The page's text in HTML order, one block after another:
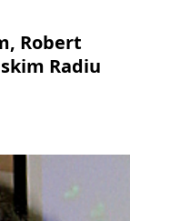
Robert
Radiu